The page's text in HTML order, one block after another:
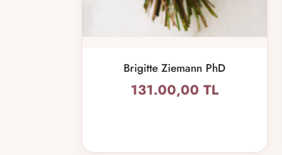
Brigitte Ziemann PhD
131.00,00 TL